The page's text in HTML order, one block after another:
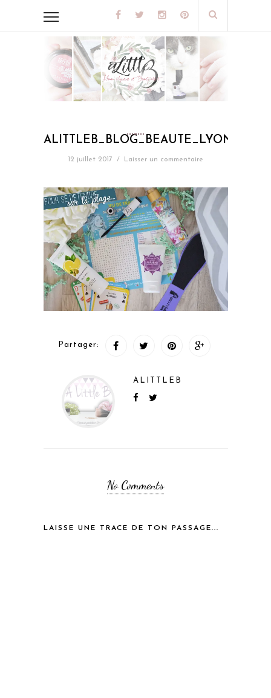
12 juillet 2017 / Laisser un commentaire
Partager:
ALITTLEB
No Comments
LAISSE UNE TRACE DE TON PASSAGE...